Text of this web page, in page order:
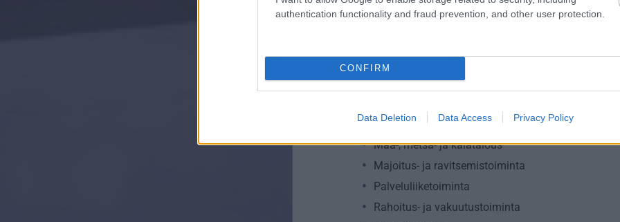
authentication functionality and fraud prevention, and other user protection.
CONFIRM
Data Deletion Data Access Privacy Policy
Toimiala
Julkinen hallinto
Kansainvälisten organisaatioiden ja toimielinten
Kuljetusliike­toiminta
Maa-, metsä- ja kalatalous
Majoitus- ja ravitsemistoiminta
Palveluliiketoiminta
Rahoitus- ja vakuutustoiminta